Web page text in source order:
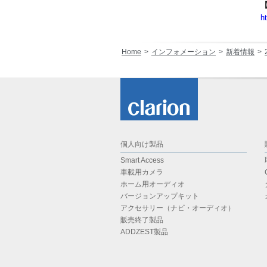
Home インフォメーション 新着情報
個人向け製品
Smart Access
車載用カメラ
ホーム用オーディオ
バージョンアップキット
アクセサリー（ナビ・オーディオ）
販売終了製品
ADDZEST製品